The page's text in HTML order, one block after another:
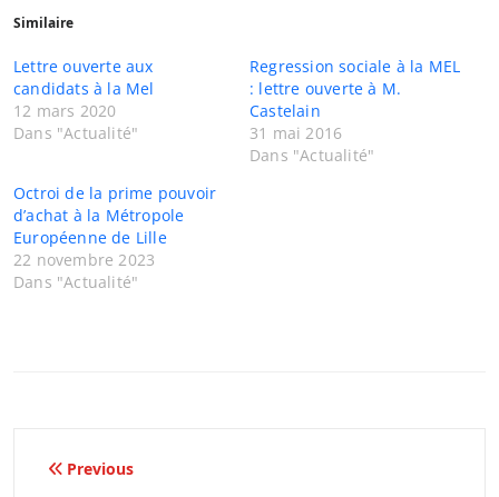
Similaire
Lettre ouverte aux
candidats à la Mel
12 mars 2020
Dans "Actualité"
Regression sociale à la MEL
: lettre ouverte à M.
Castelain
31 mai 2016
Dans "Actualité"
Octroi de la prime pouvoir
d’achat à la Métropole
Européenne de Lille
22 novembre 2023
Dans "Actualité"
Navigation
Previous